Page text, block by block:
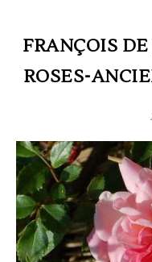
FRANÇOIS
ROSES-